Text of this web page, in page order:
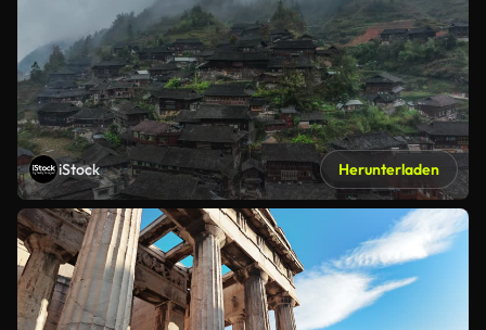
iStock Herunterladen